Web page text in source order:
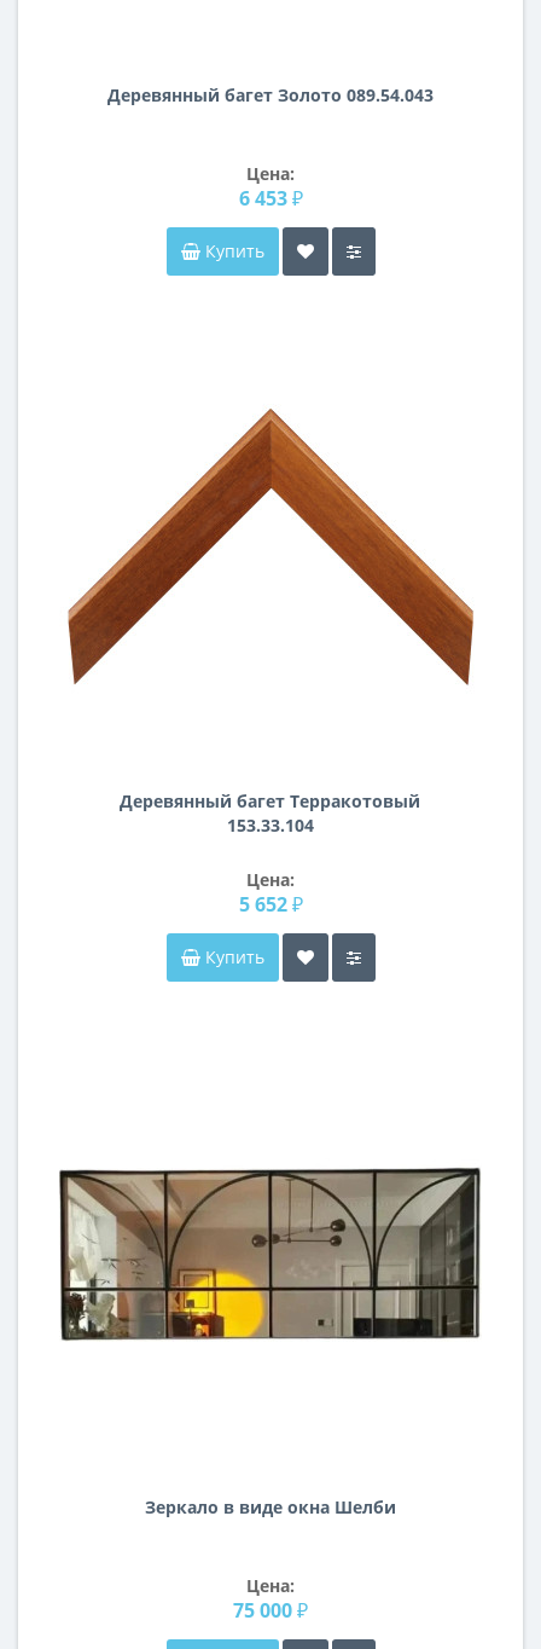
Деревянный багет Золото 089.54.043
Цена:
6 453 ₽
Купить
Деревянный багет Терракотовый
153.33.104
Цена:
5 652 ₽
Купить
Зеркало в виде окна Шелби
Цена:
75 000 ₽